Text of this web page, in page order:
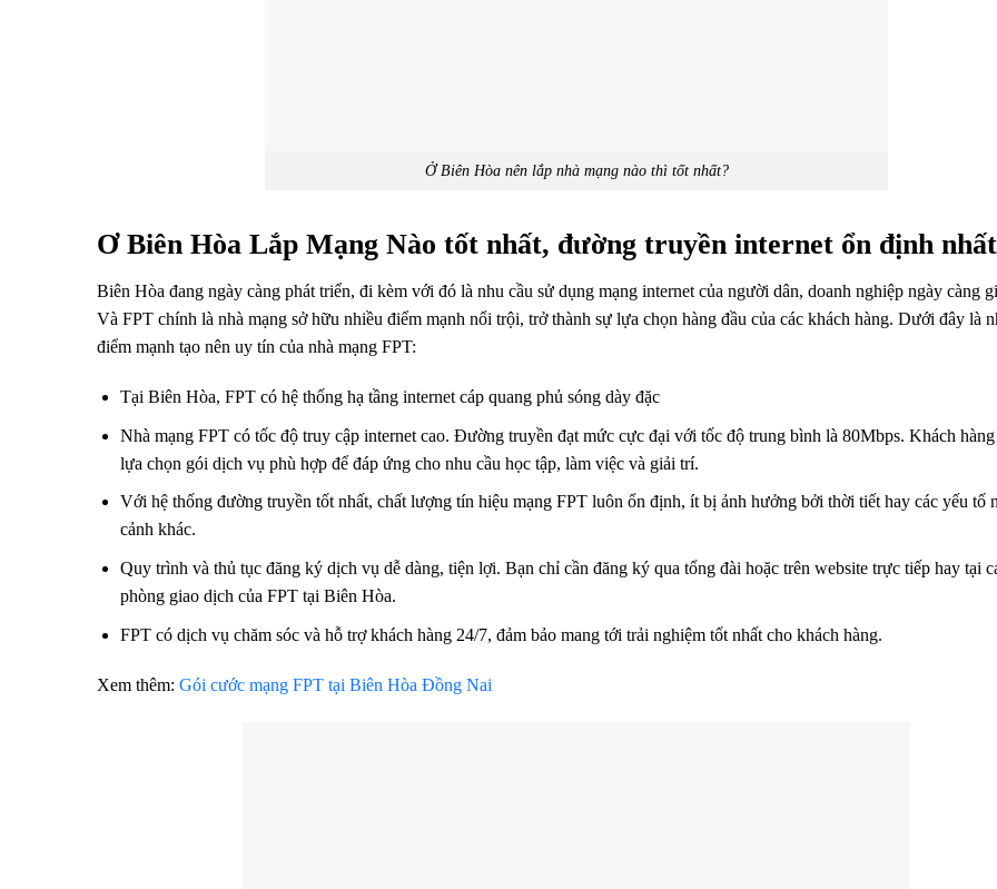
Ở Biên Hòa nên lắp nhà mạng nào thì tốt nhất?
Ơ Biên Hòa Lắp Mạng Nào tốt nhất, đường truyền internet ổn định
Biên Hòa đang ngày càng phát triển, đi kèm với đó là nhu cầu sử dụng mạng internet của người dân, doanh nghiệp ngày càng
Và FPT chính là nhà mạng sở hữu nhiều điểm mạnh nổi trội, trở thành sự lựa chọn hàng đầu của các khách hàng. Dưới đây là
điểm mạnh tạo nên uy tín của nhà mạng FPT:
Tại Biên Hòa, FPT có hệ thống hạ tầng internet cáp quang phủ sóng dày đặc
Nhà mạng FPT có tốc độ truy cập internet cao. Đường truyền đạt mức cực đại với tốc độ trung bình là 80Mbps. Khách hàng
lựa chọn gói dịch vụ phù hợp để đáp ứng cho nhu cầu học tập, làm việc và giải trí.
Với hệ thống đường truyền tốt nhất, chất lượng tín hiệu mạng FPT luôn ổn định, ít bị ảnh hưởng bởi thời tiết hay các yếu tố
cảnh khác.
Quy trình và thủ tục đăng ký dịch vụ dễ dàng, tiện lợi. Bạn chỉ cần đăng ký qua tổng đài hoặc trên website trực tiếp hay tại
phòng giao dịch của FPT tại Biên Hòa.
FPT có dịch vụ chăm sóc và hỗ trợ khách hàng 24/7, đảm bảo mang tới trải nghiệm tốt nhất cho khách hàng.
Xem thêm: Gói cước mạng FPT tại Biên Hòa Đồng Nai